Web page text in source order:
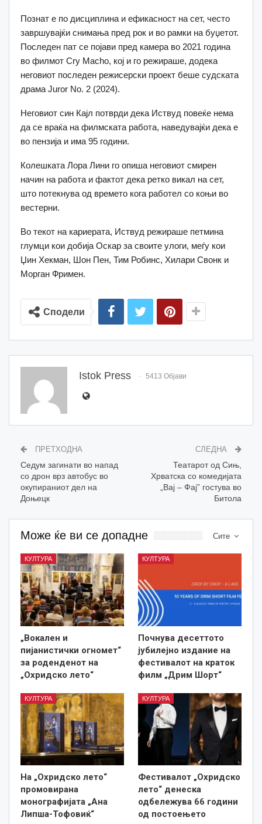
Познат е по дисциплина и ефикасност на сет, често
завршувајќи снимања пред рок и во рамки на буџетот.
Последен пат се појави пред камера во 2021 година
во филмот Cry Macho, кој и го режираше, додека
неговиот последен режисерски проект беше судската
драма Juror No. 2 (2024).
Неговиот син Кајл потврди дека Иствуд повеќе нема
да се враќа на филмската работа, наведувајќи дека е
во пензија и има 95 години.
Колешката Лора Лини го опиша неговиот смирен
начин на работа и фактот дека ретко викал на сет,
што потекнува од времето кога работел со коњи во
вестерни.
Во текот на кариерата, Иствуд режираше петмина
глумци кои добија Оскар за своите улоги, меѓу кои
Џин Хекман, Шон Пен, Тим Робинс, Хилари Свонк и
Морган Фримен.
Сподели
Istok Press 5413 Објави
ПРЕТХОДНА
Седум загинати во напад
со дрон врз автобус во
окупираниот дел на
Доњецк
СЛЕДНА
Театарот од Сињ,
Хрватска со комедијата
„Вај – Фај” гостува во
Битола
Сите
Може ќе ви се допадне
КУЛТУРА
„Вокален и
пијанистички огномет“
за роденденот на
„Охридско лето“
КУЛТУРА
Почнува десеттото
јубилејно издание на
фестивалот на краток
филм „Дрим Шорт“
КУЛТУРА
На „Охридско лето“
промовирана
монографијата „Ана
Липша-Тофовиќ“
КУЛТУРА
Фестивалот „Охридско
лето“ денеска
одбележува 66 години
од постоењето